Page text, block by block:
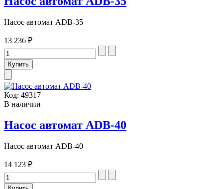
Насос автомат ADB-35
13 236 ₽
Код: 49317
В наличии
Насос автомат ADB-40
Насос автомат ADB-40
14 123 ₽